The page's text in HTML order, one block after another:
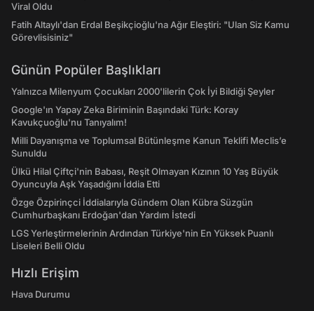
Viral Oldu
Fatih Altaylı'dan Erdal Beşikçioğlu'na Ağır Eleştiri: "Ulan Siz Kamu
Görevlisisiniz"
Günün Popüler Başlıkları
Yalnızca Milenyum Çocukları 2000'lilerin Çok İyi Bildiği Şeyler
Google'ın Yapay Zeka Biriminin Başındaki Türk: Koray
Kavukçuoğlu'nu Tanıyalım!
Milli Dayanışma ve Toplumsal Bütünleşme Kanun Teklifi Meclis’e
Sunuldu
Ülkü Hilal Çiftçi'nin Babası, Reşit Olmayan Kızının 10 Yaş Büyük
Oyuncuyla Aşk Yaşadığını İddia Etti
Özge Özpirinçci İddialarıyla Gündem Olan Kübra Süzgün
Cumhurbaşkanı Erdoğan'dan Yardım İstedi
LGS Yerleştirmelerinin Ardından Türkiye'nin En Yüksek Puanlı
Liseleri Belli Oldu
Hızlı Erişim
Hava Durumu